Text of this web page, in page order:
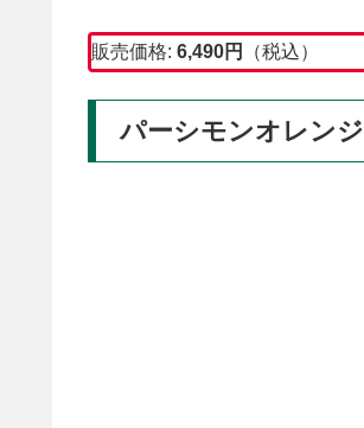
販売価格: 6,490円 （税込）
パーシモンオレンジ